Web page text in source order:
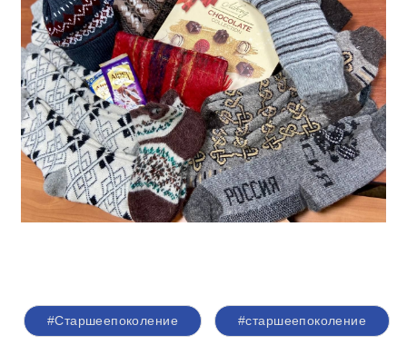
#Старшеепоколение #старшеепоколение